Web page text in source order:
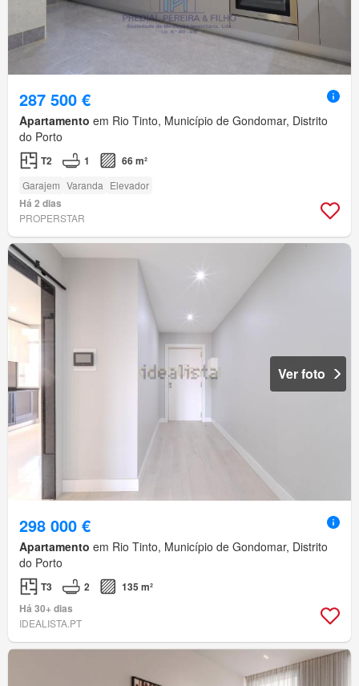
287 500 €
Apartamento em Rio Tinto, Município de Gondomar, Distrito
do Porto
T2 1 66 m²
Garajem Varanda Elevador
Há 2 dias
PROPERSTAR
Ver foto
298 000 €
Apartamento em Rio Tinto, Município de Gondomar, Distrito
do Porto
T3 2
135 m²
Há 30+ dias
IDEALISTA.PT